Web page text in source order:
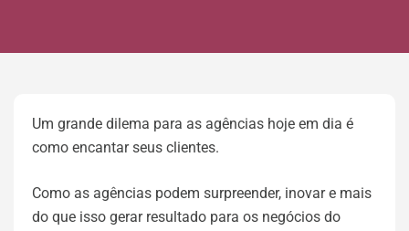
Um grande dilema para as agências hoje em dia é
como encantar seus clientes.
Como as agências podem surpreender, inovar e mais
do que isso gerar resultado para os negócios do